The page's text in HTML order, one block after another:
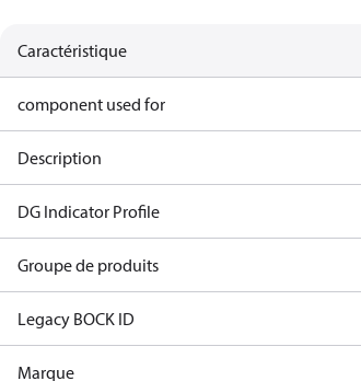
Caractéristique
component used for
Description
DG Indicator Profile
Groupe de produits
Legacy BOCK ID
Marque